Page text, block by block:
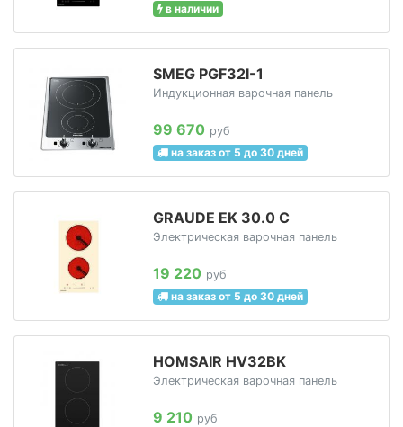
в наличии
SMEG PGF32I-1
Индукционная варочная панель
99 670 руб
на заказ от 5 до 30 дней
GRAUDE EK 30.0 C
Электрическая варочная панель
19 220 руб
на заказ от 5 до 30 дней
HOMSAIR HV32BK
Электрическая варочная панель
9 210 руб